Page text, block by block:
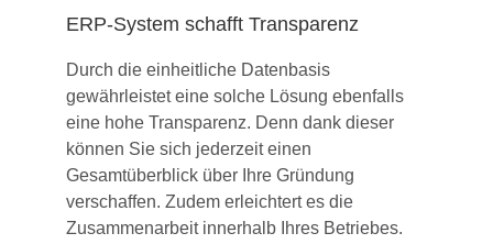
ERP-System schafft Transparenz
Durch die einheitliche Datenbasis
gewährleistet eine solche Lösung ebenfalls
eine hohe Transparenz. Denn dank dieser
können Sie sich jederzeit einen
Gesamtüberblick über Ihre Gründung
verschaffen. Zudem erleichtert es die
Zusammenarbeit innerhalb Ihres Betriebes.